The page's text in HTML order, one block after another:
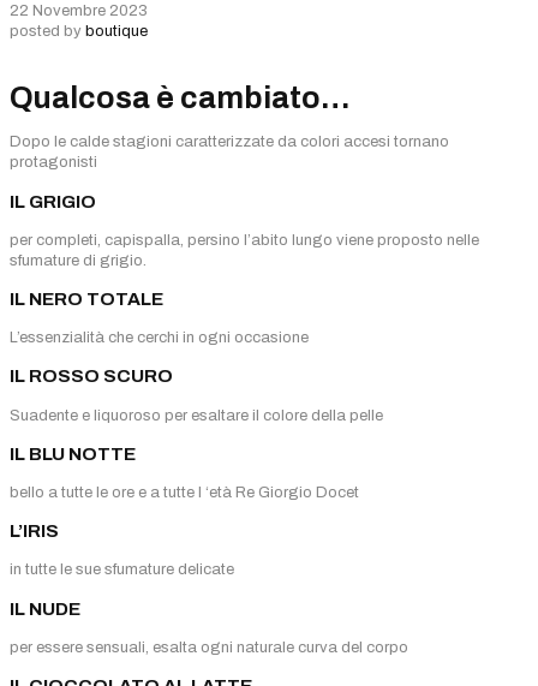
22 Novembre 2023
posted by boutique
Qualcosa è cambiato…
Dopo le calde stagioni caratterizzate da colori accesi tornano
protagonisti
IL GRIGIO
per completi, capispalla, persino l’abito lungo viene proposto nelle
sfumature di grigio.
IL NERO TOTALE
L’essenzialità che cerchi in ogni occasione
IL ROSSO SCURO
Suadente e liquoroso per esaltare il colore della pelle
IL BLU NOTTE
bello a tutte le ore e a tutte l ‘età Re Giorgio Docet
L’IRIS
in tutte le sue sfumature delicate
IL NUDE
per essere sensuali, esalta ogni naturale curva del corpo